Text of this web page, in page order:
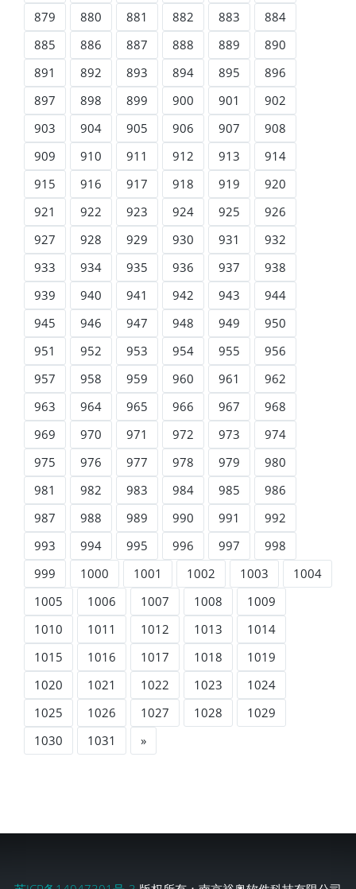
879
880 881 882 883
884
885
886 887 888 889
890
891
892 893 894 895
896
897
898 899 900 901
902
903
904 905 906 907
908
909
910 911 912 913
914
915
916 917 918 919
920
921
922 923 924 925
926
927
928 929 930 931
932
933
934 935 936 937
938
939
940 941 942 943
944
945
946 947 948 949
950
951
952 953 954 955
956
957
958 959 960 961
962
963
964 965 966 967
968
969
970 971 972 973
974
975
976 977 978 979
980
981
982 983 984 985
986
987
988 989 990 991
992
993
994 995 996 997
998
999
1000 1001 1002 1003
1004
1005
1006 1007 1008
1009
1010
1011 1012 1013
1014
1015
1016 1017 1018
1019
1020
1021 1022 1023
1024
1025
1026 1027 1028
1029
1030
1031 »